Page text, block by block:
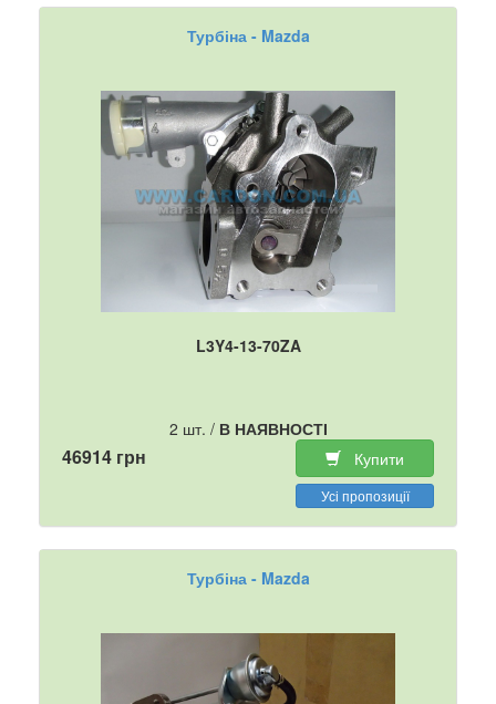
Турбіна - Mazda
L3Y4-13-70ZA
2 шт. / В НАЯВНОСТІ
46914 грн Купити
Усі пропозиції
Турбіна - Mazda